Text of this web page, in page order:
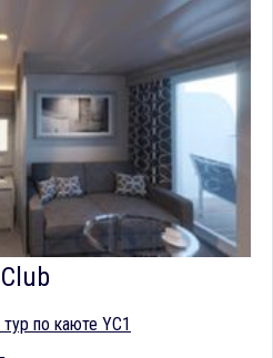
по каюте YC1